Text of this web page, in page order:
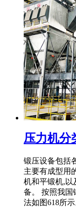
压力机分
锻压设备包括
主要有成型用
机和平锻机,以
备。 按照我国
法如图618所